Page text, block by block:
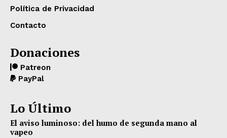
Política de Privacidad
Contacto
Donaciones
Patreon
PayPal
Lo Último
El aviso luminoso: del humo de segunda mano al
vapeo